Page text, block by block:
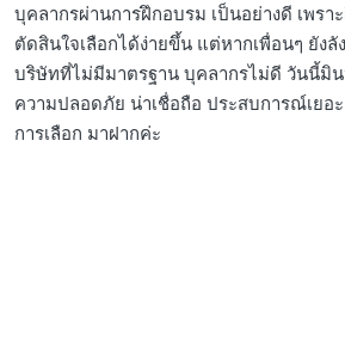
บุคลากรผ่านการฝึกอบรม เป็นอย่างดี เพราะ
ตัดสินใจเลือกได้ง่ายขึ้น แต่หากเพื่อนๆ ยังลั
บริษัทที่ไม่มีมาตรฐาน บุคลากรไม่ดี วันนี้มิ
ความปลอดภัย น่าเชื่อถือ ประสบการณ์เยอ
การเลือก มาฝากค่ะ